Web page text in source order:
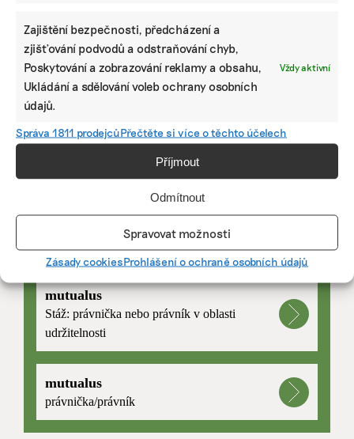
Zajištění bezpečnosti, předcházení a
zjišťování podvodů a odstraňování chyb,
Poskytování a zobrazování reklamy a obsahu,
Ukládání a sdělování voleb ochrany osobních
údajů.
Vždy aktivní
Správa 1811 prodejcůPřečtěte si více o těchto účelech
Příjmout
Odmítnout
Spravovat možnosti
Zásady cookiesProhlášení o ochraně osobních údajů
mutualus
Stáž: právnička nebo právník v oblasti
udržitelnosti
mutualus
právnička/právník